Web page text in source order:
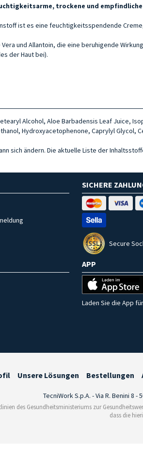
trockene und
ist es eine feuchtigkeitsspendende
Vera und Allantoin, die eine beruhigende
der Haut bei).
Alcohol, Aloe Barbadensis Leaf Juice,
Hydroxyacetophenone, Caprylyl
sich ändern. Die aktuelle Liste der
SICHERE
Secure
APP
Laden Sie die App
Unsere Lösungen Bestellungen
TecniWork S.p.A. - Via R. Benini 8 -
des Gesundheitsministeriums zur
dass die